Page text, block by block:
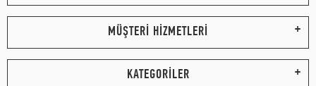
MÜŞTERİ HİZMETLERİ
KATEGORİLER